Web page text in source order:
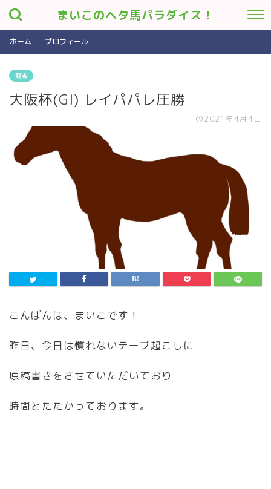
まいこのヘタ馬パラダイス！
ホーム プロフィール
競馬
大阪杯(GI) レイパパレ圧勝
2021年4月4日
こんばんは、まいこです！
昨日、今日は慣れないテープ起こしに
原稿書きをさせていただいており
時間とたたかっております。